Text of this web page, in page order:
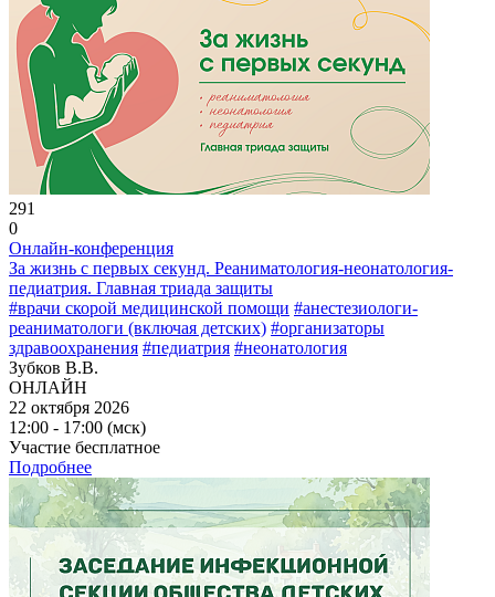
291
0
Онлайн-конференция
За жизнь с первых секунд. Реаниматология-неонатология-
педиатрия. Главная триада защиты
#врачи скорой медицинской помощи #анестезиологи-
реаниматологи (включая детских) #организаторы
здравоохранения #педиатрия #неонатология
Зубков В.В.
ОНЛАЙН
22 октября 2026
12:00 - 17:00 (мск)
Участие бесплатное
Подробнее